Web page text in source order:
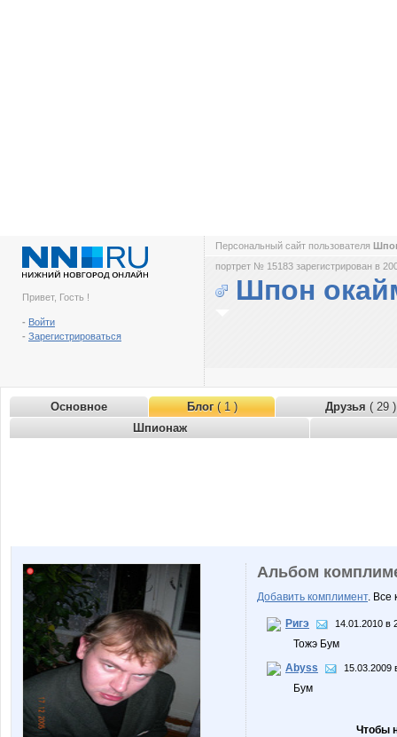
Привет, Гость !
- Войти
- Зарегистрироваться
Персональный сайт пользователя
портрет № 15183 зарегистрирован в
Шпон
Основное Блог( 1 ) Друзья ( 29 )
Шпионаж
Альбом
Добавить комплимент. Все
Ригэ 14.01.2010 в
Тожэ Бум
Abyss
15.03.2009
Бум
Чтобы